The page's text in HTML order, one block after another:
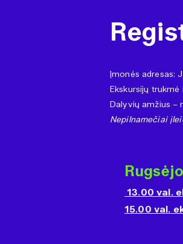
Įmonės adresas:
Ekskursijų trukmė
Dalyvių amžius –
Nepilnamečiai
13.00 val.
15.00 val.